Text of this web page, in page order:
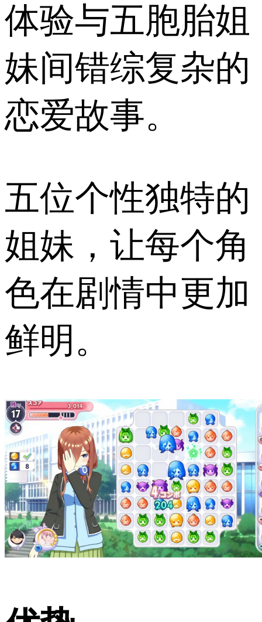
体验与五胞胎姐
妹间错综复杂的
恋爱故事。
五位个性独特的
姐妹，让每个角
色在剧情中更加
鲜明。